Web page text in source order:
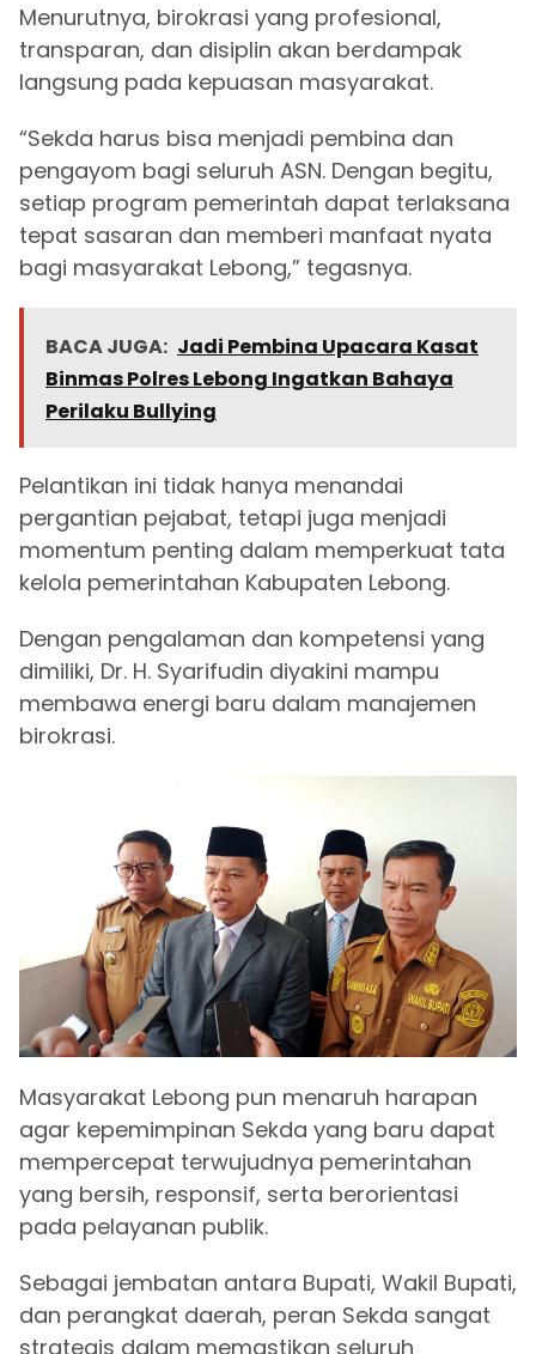
Menurutnya, birokrasi yang profesional,
transparan, dan disiplin akan berdampak
langsung pada kepuasan masyarakat.
“Sekda harus bisa menjadi pembina dan
pengayom bagi seluruh ASN. Dengan begitu,
setiap program pemerintah dapat terlaksana
tepat sasaran dan memberi manfaat nyata
bagi masyarakat Lebong,” tegasnya.
BACA JUGA: Jadi Pembina Upacara Kasat
Binmas Polres Lebong Ingatkan Bahaya
Perilaku Bullying
Pelantikan ini tidak hanya menandai
pergantian pejabat, tetapi juga menjadi
momentum penting dalam memperkuat tata
kelola pemerintahan Kabupaten Lebong.
Dengan pengalaman dan kompetensi yang
dimiliki, Dr. H. Syarifudin diyakini mampu
membawa energi baru dalam manajemen
birokrasi.
Masyarakat Lebong pun menaruh harapan
agar kepemimpinan Sekda yang baru dapat
mempercepat terwujudnya pemerintahan
yang bersih, responsif, serta berorientasi
pada pelayanan publik.
Sebagai jembatan antara Bupati, Wakil Bupati,
dan perangkat daerah, peran Sekda sangat
strategis dalam memastikan seluruh